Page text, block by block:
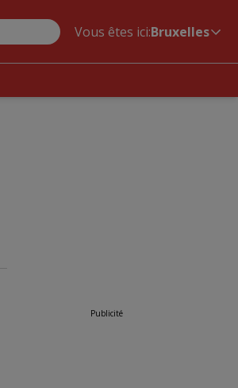
Vous êtes ici:Bruxelles
Publicité